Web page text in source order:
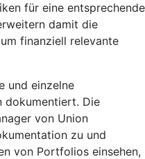
für eine entsprechende
damit die
finanziell relevante
und einzelne
dokumentiert. Die
von Union
zu und
von Portfolios einsehen,